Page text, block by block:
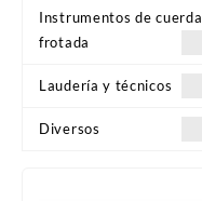
Instrumentos de cuerda
frotada
Laudería y técnicos
Diversos